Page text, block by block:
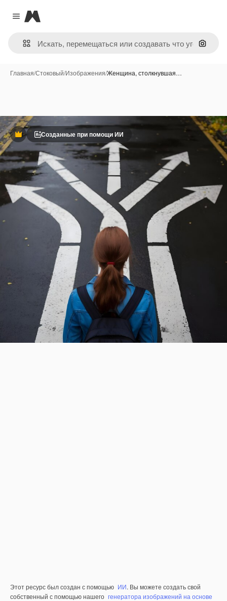
Close menu
Magnific
Поиск
Главная/Стоковый/Изображения/Женщина, столкнувшая…
ПремиумСозданные при помощи ИИ
Этот ресурс был создан с помощью ИИ. Вы можете создать свой
собственный с помощью нашего генератора изображений на основе